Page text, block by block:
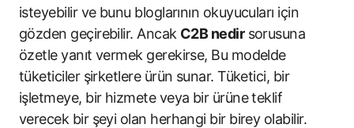
isteyebilir ve bunu bloglarının okuyucuları için
gözden geçirebilir. Ancak C2B nedirsorusuna
özetle yanıt vermek gerekirse, Bu modelde
tüketiciler şirketlere ürün sunar. Tüketici, bir
işletmeye, bir hizmete veya bir ürüne teklif
verecek bir şeyi olan herhangi bir birey olabilir.